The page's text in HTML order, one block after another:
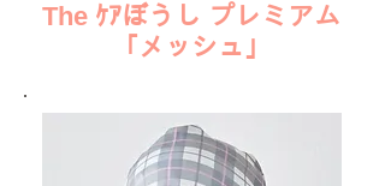
​The ｹｱぼうし プレミアム
「メッシュ」